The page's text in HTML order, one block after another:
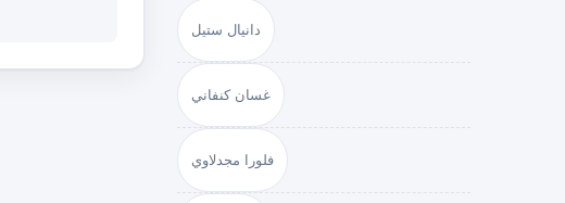
دانيال ستيل
غسان كنفاني
فلورا مجدلاوي